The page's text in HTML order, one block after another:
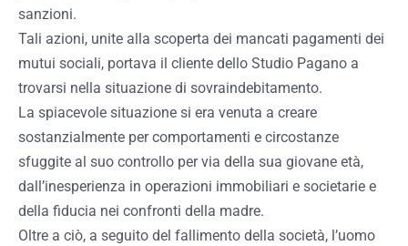
sanzioni.
Tali azioni, unite alla scoperta dei mancati pagamenti dei
mutui sociali, portava il cliente dello Studio Pagano a
trovarsi nella situazione di sovraindebitamento.
La spiacevole situazione si era venuta a creare
sostanzialmente per comportamenti e circostanze
sfuggite al suo controllo per via della sua giovane età,
dall’inesperienza in operazioni immobiliari e societarie e
della fiducia nei confronti della madre.
Oltre a ciò, a seguito del fallimento della società, l’uomo